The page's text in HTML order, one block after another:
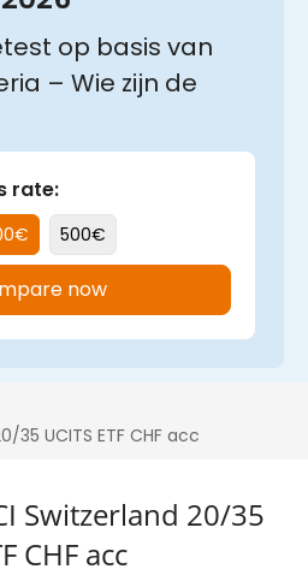
Switzerland 20/35
CHF acc